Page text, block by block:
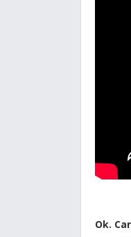
Ok.